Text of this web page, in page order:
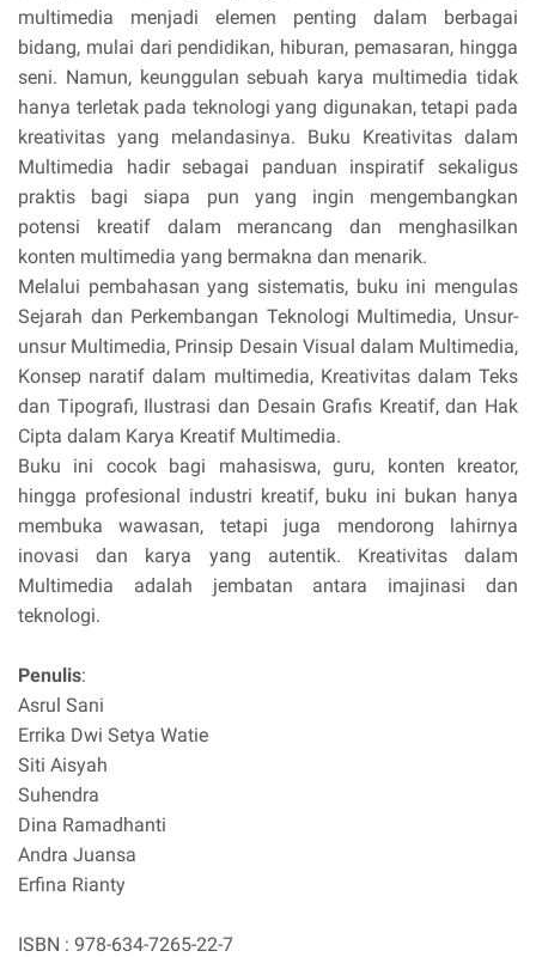
multimedia menjadi elemen penting dalam berbagai
bidang, mulai dari pendidikan, hiburan, pemasaran, hingga
seni. Namun, keunggulan sebuah karya multimedia tidak
hanya terletak pada teknologi yang digunakan, tetapi pada
kreativitas yang melandasinya. Buku Kreativitas dalam
Multimedia hadir sebagai panduan inspiratif sekaligus
praktis bagi siapa pun yang ingin mengembangkan
potensi kreatif dalam merancang dan menghasilkan
konten multimedia yang bermakna dan menarik.
Melalui pembahasan yang sistematis, buku ini mengulas
Sejarah dan Perkembangan Teknologi Multimedia, Unsur-
unsur Multimedia, Prinsip Desain Visual dalam Multimedia,
Konsep naratif dalam multimedia, Kreativitas dalam Teks
dan Tipografi, Ilustrasi dan Desain Grafis Kreatif, dan Hak
Cipta dalam Karya Kreatif Multimedia.
Buku ini cocok bagi mahasiswa, guru, konten kreator,
hingga profesional industri kreatif, buku ini bukan hanya
membuka wawasan, tetapi juga mendorong lahirnya
inovasi dan karya yang autentik. Kreativitas dalam
Multimedia adalah jembatan antara imajinasi dan
teknologi.
Penulis:
Asrul Sani
Errika Dwi Setya Watie
Siti Aisyah
Suhendra
Dina Ramadhanti
Andra Juansa
Erfina Rianty
ISBN : 978-634-7265-22-7